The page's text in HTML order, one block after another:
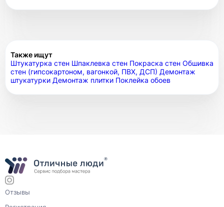
Также ищут
Штукатурка стен Шпаклевка стен Покраска стен Обшивка
стен (гипсокартоном, вагонкой, ПВХ, ДСП) Демонтаж
штукатурки Демонтаж плитки Поклейка обоев
Отзывы